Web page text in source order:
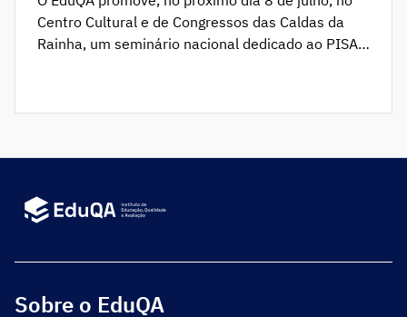
Centro Cultural e de Congressos das Caldas da
Rainha, um seminário nacional dedicado ao PISA
melhoria das práticas educativas.
Sobre o EduQA